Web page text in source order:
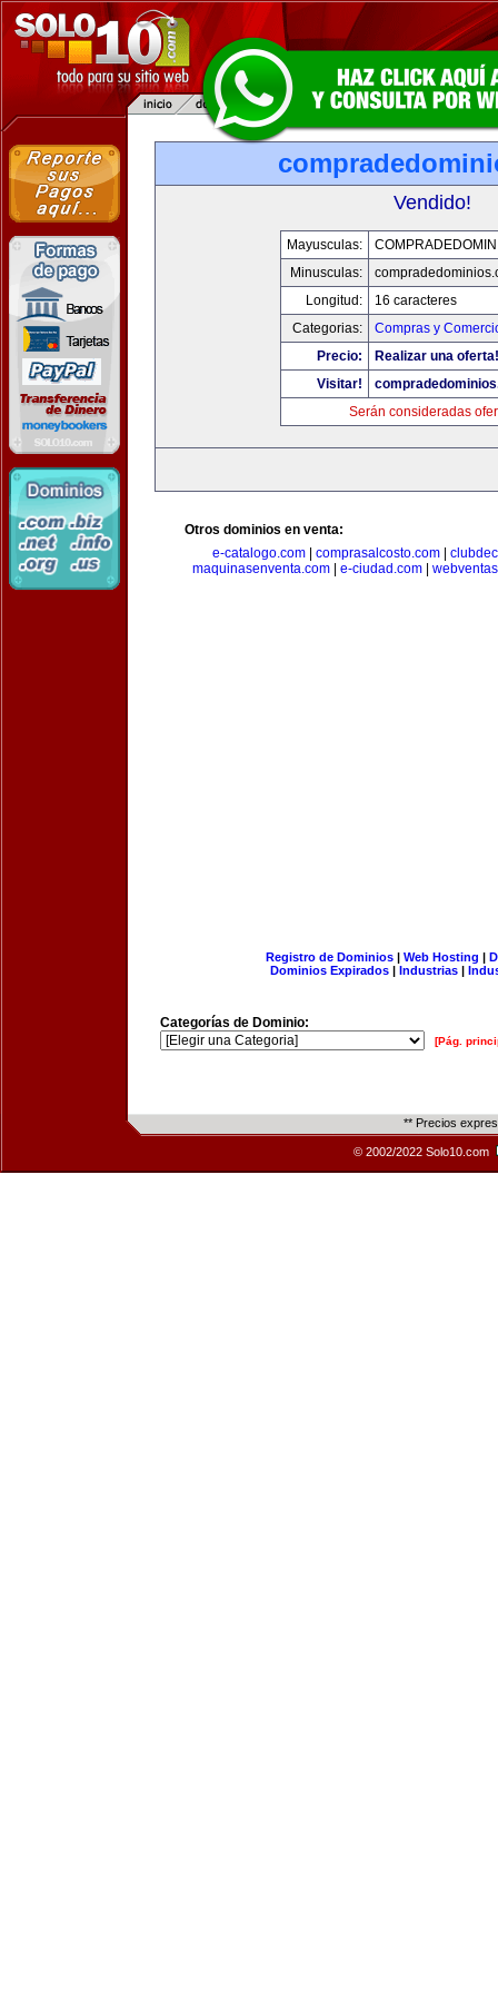
Vendido!
Mayusculas:
Minusculas:
Longitud:
16 caracteres
Categorias:
Compras y
Precio:
Realizar una oferta!
Visitar!
Serán consideradas
Otros dominios en venta:
e-catalogo.com
comprasalcosto.com
maquinasenventa.com
e-ciudad.com
Registro de Dominios| Web Hosting |
Dominios Expirados | Industrias |
Categorías de Dominio:
[Pág.
** Precios
© 2002/2022 Solo10.com